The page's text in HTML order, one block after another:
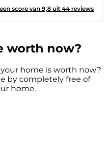
worth now?
home is worth now?
by completely free of
home.